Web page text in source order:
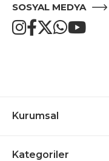
SOSYAL MEDYA
Kurumsal
Kategoriler